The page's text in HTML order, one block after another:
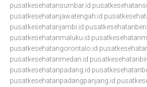
pusatkesehatansumbar.id
pusatkesehatanjawatengah.id
pusatkesehatanjambi.id
pusatkesehatanmaluku.id
pusatkesehatangorontalo.id
pusatkesehatanmedan.id
pusatkesehatanpadang.id
pusatkesehatanpadangpanjang.id